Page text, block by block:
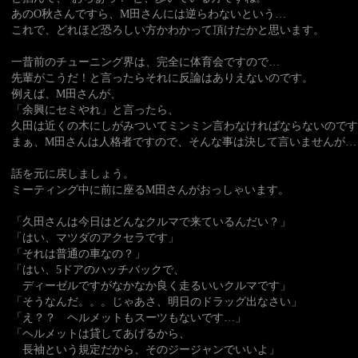
あのO秋さんですら、M田さんには逆らわないという…
これで、どれほど恐ろしい方かわかって頂けたかと思います。
一昔前のチューニング界は、完全に体育会ですので…
先輩がこうだ！と言ったらそれに反論はありえないのです。
例えば、M田さんが、
「余興にセミやれ」と言ったら、
久田は近くの木にしがみついてミンミン言わなければならないので
まぁ、M田さんは人格者ですので、そんな事は決して言いませんが…
話を元に戻しましょう。
ミーティング中に前に座るM田さんがおっしゃいます。
「久田さんは今日はどんなクルマで来ているんだい？」
「はい、マツダのアクセラです」
「それは普通の車なの？」
「はい、5ドアのハッチバックで、
ディーゼルですがなかなか良く走るいいクルマです」
「そうなんだ。。。じゃあさ、明日のドラッグ出なさい」
「え？？ ヘルメットもスーツもないです…」
「ヘルメットは貸してあげるから、
長袖という規定だから、そのジージャンでいいよ」